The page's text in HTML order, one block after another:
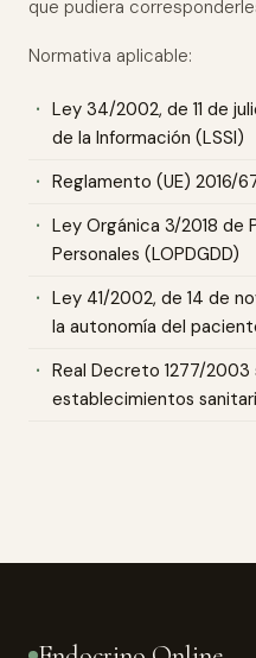
que pudiera
Normativa aplicable:
Ley 34/2002, de 11 de
de la Información (LSSI)
Reglamento (UE) 2016/
Ley Orgánica 3/2018 de
Personales (LOPDGDD)
Ley 41/2002, de 14 de
la autonomía del
Real Decreto 1277/
establecimientos